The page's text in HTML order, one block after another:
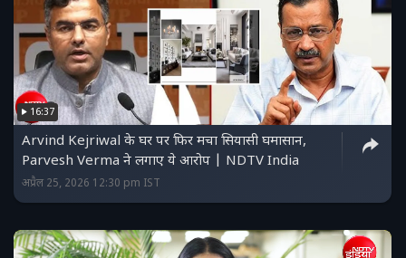
16:37
Arvind Kejriwal के घर पर फिर मचा सियासी घमासान,
Parvesh Verma ने लगाए ये आरोप | NDTV India
अप्रैल 25, 2026 12:30 pm IST